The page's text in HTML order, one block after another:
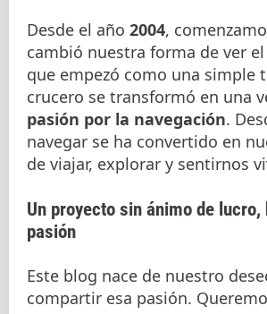
Desde el año 2004,
cambió nuestra forma de ver
que empezó como una simple
crucero se transformó en una
pasión por la navegación.
navegar se ha convertido en
de viajar, explorar y sentirnos
Un proyecto sin ánimo de lucro,
pasión
Este blog nace de nuestro
compartir esa pasión.